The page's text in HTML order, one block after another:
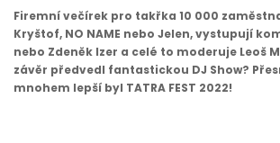
Firemní večírek pro takřka 10 000
Kryštof, NO NAME nebo Jelen, vystupují
nebo Zdeněk Izer a celé to moderuje Leoš
závěr předvedl fantastickou DJ Show?
mnohem lepší byl TATRA FEST 2022!